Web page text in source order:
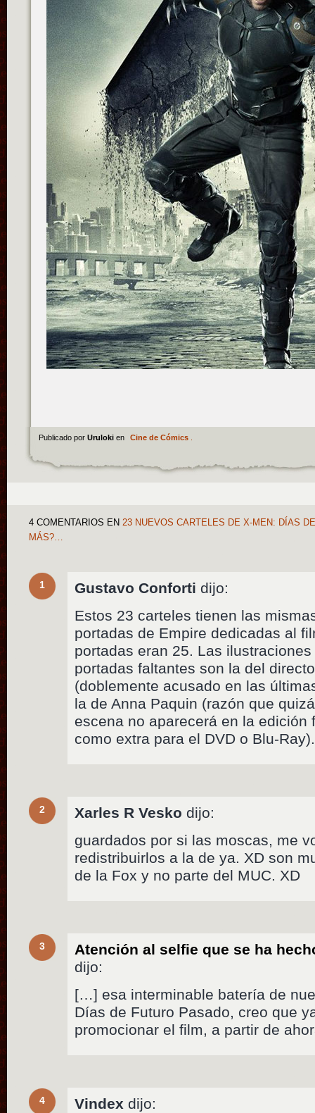
Publicado por Uruloki en Cine de Cómics.
4 COMENTARIOS EN 23 NUEVOS CARTELES DE X-MEN: DÍAS
MÁS?…
1 Gustavo Conforti dijo:
Estos 23 carteles tienen las
portadas de Empire dedicadas al
portadas eran 25. Las
portadas faltantes son la del
(doblemente acusado en las
la de Anna Paquin (razón que
escena no aparecerá en la edición
como extra para el DVD o Blu-Ray).
2 Xarles R Vesko dijo:
guardados por si las moscas, me
redistribuirlos a la de ya. XD son
de la Fox y no parte del MUC. XD
3
Atención al selfie que se ha
dijo:
[…] esa interminable batería de
Días de Futuro Pasado, creo que
promocionar el film, a partir de
4 Vindex dijo: